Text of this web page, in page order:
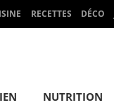
RECETTES DÉCO
NUTRITION